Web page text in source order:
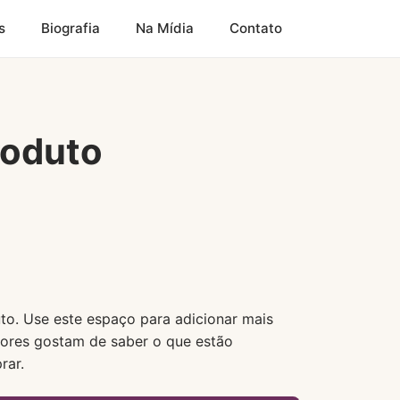
Biografia Na Mídia Contato
Use este espaço para adicionar mais
gostam de saber o que estão